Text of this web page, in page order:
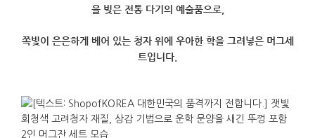
을 빚은 전통 다기의 예술품으로
쪽빛이 은은하게 베어 있는 청자 위에 우아한 학을 그려넣은머그세
트입니다